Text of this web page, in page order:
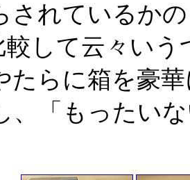
されているか
較して云々い
たらに箱を豪
、「もったい